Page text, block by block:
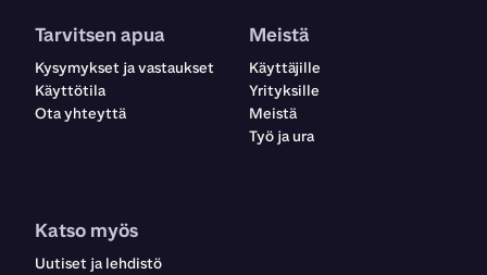
Tarvitsen apua
Kysymykset ja vastaukset
Käyttötila
Ota yhteyttä
Meistä
Käyttäjille
Yrityksille
Meistä
Työ ja ura
Katso myös
Uutiset ja lehdistö